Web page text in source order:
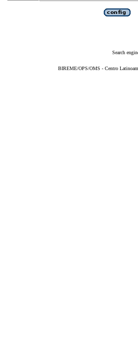
Search
BIREME/OPS/OMS - Centro